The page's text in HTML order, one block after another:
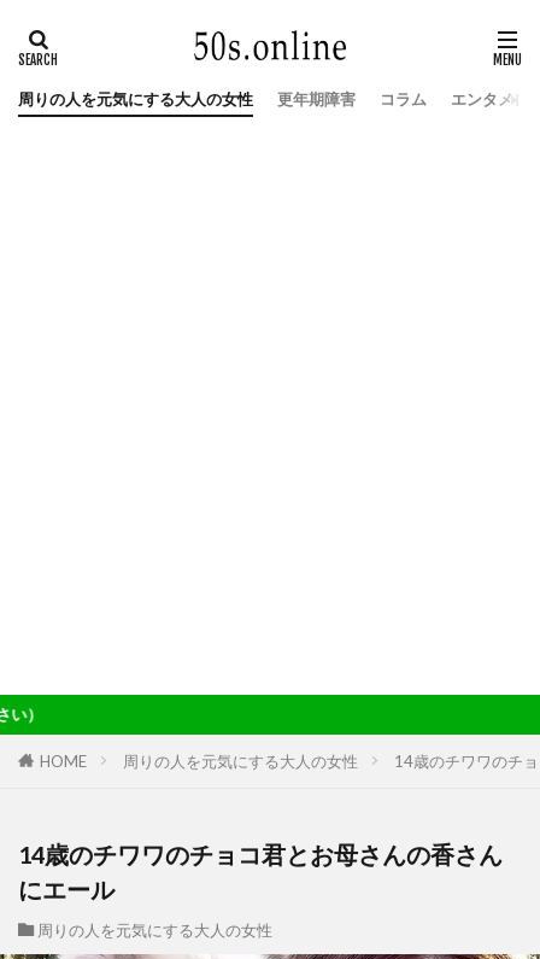
周りの人を元気にする大人の女性 更年期障害 コラム エンタメ
HOME 周りの人を元気にする大人の女性 14歳のチワワのチ
14歳のチワワのチョコ君とお母さんの香さん
にエール
周りの人を元気にする大人の女性